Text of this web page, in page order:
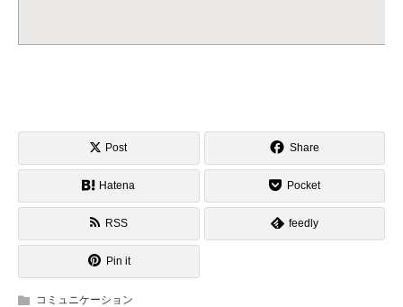
Post Share
Hatena Pocket
RSS feedly
Pin it
コミュニケーション